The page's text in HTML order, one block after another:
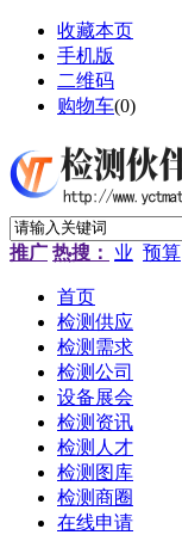
收藏本页
手机版
二维码
购物车(0)
推广 热搜： 业 预算
首页
检测供应
检测需求
检测公司
设备展会
检测资讯
检测人才
检测图库
检测商圈
在线申请